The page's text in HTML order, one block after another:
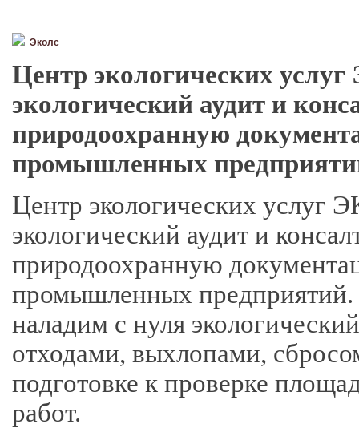
Эколс
Центр экологических
экологический аудит и
природоохранную
промышленных
Центр экологических услуг
экологический аудит и
природоохранную
промышленных предприятий.
наладим с нуля
отходами, выхлопами,
подготовке к проверке
работ.